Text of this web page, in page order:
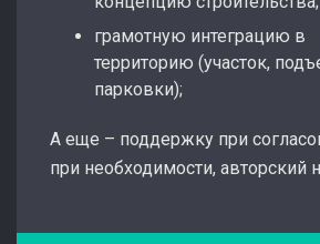
грамотную интеграцию в
территорию (участок,
парковки);
А еще – поддержку при
при необходимости, авторский